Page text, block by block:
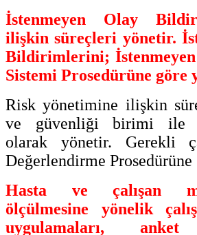
İstenmeyen Olay
ilişkin süreçleri yönetir.
Bildirimlerini;
Sistemi Prosedürüne göre
Risk yönetimine ilişkin
ve güvenliği birimi ile
olarak yönetir. Gerekli
Değerlendirme Prosedürüne
Hasta ve çalışan
ölçülmesine yönelik
uygulamaları, anket